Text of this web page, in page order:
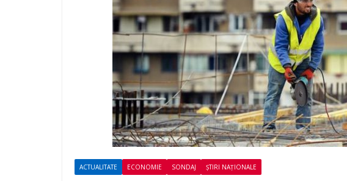
ACTUALITATE ECONOMIE SONDAJ ȘTIRI NAȚIONALE